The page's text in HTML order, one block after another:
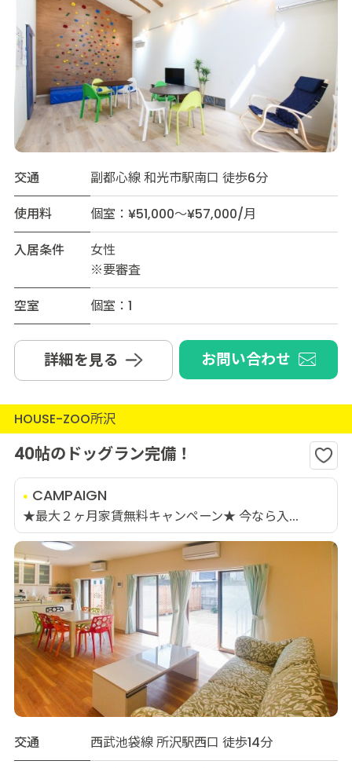
交通
副都心線 和光市駅南口 徒歩6分
使用料
個室：¥51,000～¥57,000/月
入居条件
女性
※要審査
空室
個室：1
詳細を見る お問い合わせ
HOUSE-ZOO所沢
40帖のドッグラン完備！
CAMPAIGN
★最大２ヶ月家賃無料キャンペーン★ 今なら入...
交通
西武池袋線 所沢駅西口 徒歩14分